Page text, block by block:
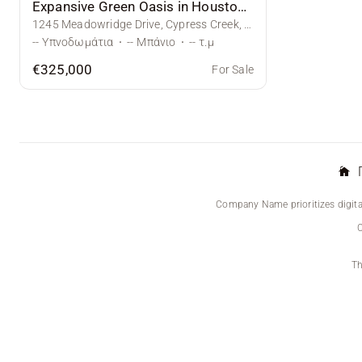
Expansive Green Oasis in Houston Suburbs
-- Υπνοδωμάτια · -- Μπάνιο · -- τ.μ
€325,000 For Sale
Company Name prioritizes